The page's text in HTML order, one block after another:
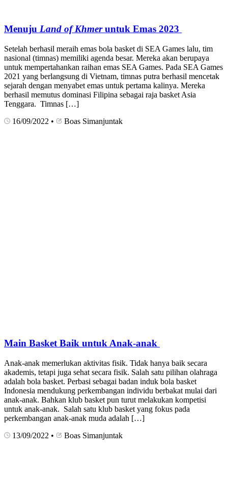
Menuju Land of Khmeruntuk Emas 2023
Setelah berhasil meraih emas bola basket di SEA Games lalu, tim
nasional (timnas) memiliki agenda besar. Mereka akan berupaya
untuk mempertahankan raihan emas SEA Games. Pada SEA Games
2021 yang berlangsung di Vietnam, timnas putra berhasil mencetak
sejarah dengan menyabet emas untuk pertama kalinya. Mereka
berhasil memutus dominasi Filipina sebagai raja basket Asia
Tenggara. Timnas […]
16/09/2022 • Boas Simanjuntak
Main Basket Baik untuk Anak-anak
Anak-anak memerlukan aktivitas fisik. Tidak hanya baik secara
akademis, tetapi juga sehat secara fisik. Salah satu pilihan olahraga
adalah bola basket. Perbasi sebagai badan induk bola basket
Indonesia mendukung perkembangan individu berbakat mulai dari
anak-anak. Bahkan klub basket pun turut melakukan kompetisi
untuk anak-anak. Salah satu klub basket yang fokus pada
perkembangan anak-anak muda adalah […]
13/09/2022 • Boas Simanjuntak